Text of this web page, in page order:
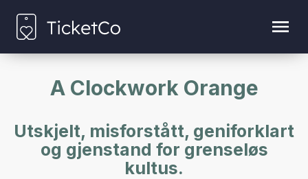
A Clockwork Orange
Utskjelt, misforstått, geniforklart
og gjenstand for grenseløs
kultus.